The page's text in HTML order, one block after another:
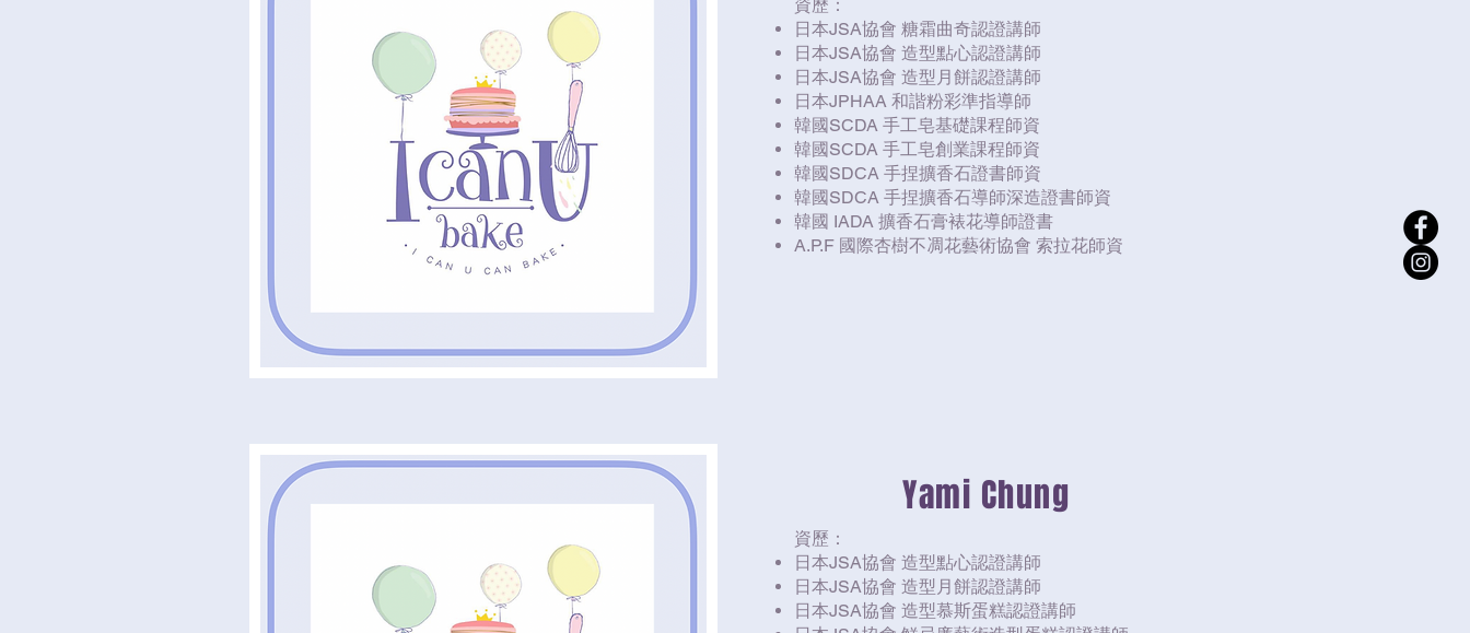
資歷：
日本JSA協會 糖霜曲奇認證講師
日本JSA協會 造型點心認證講師
日本JSA協會 造型月餅認證講師
日本JPHAA 和諧粉彩準指導師
韓國SCDA 手工皂基礎課程師資
韓國SCDA 手工皂創業課程師資
韓國SDCA 手捏擴香石證書師資
韓國SDCA 手捏擴香石導師深造證書師資
韓國 IADA 擴香石膏裱花導師證書
A.P.F 國際杏樹不凋花藝術協會 索拉花師資
Yami Chung
資歷：
日本JSA協會 造型點心認證講師
日本JSA協會 造型月餅認證講師
日本JSA協會 造型慕斯蛋糕認證講師